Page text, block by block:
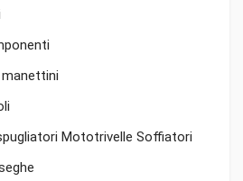
Mototrivelle Soffiatori